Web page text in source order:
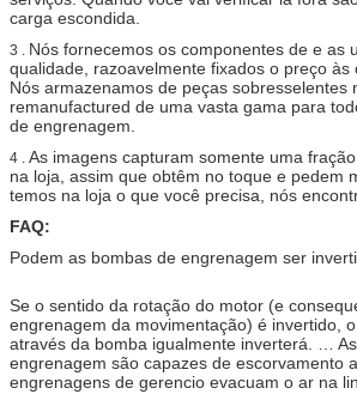
carga escondida.
3 . Nós fornecemos os componentes de e as
qualidade, razoavelmente fixados o preço às
Nós armazenamos de peças sobresselentes
remanufactured de uma vasta gama para
de engrenagem.
4 . As imagens capturam somente uma
na loja, assim que obtêm no toque e pedem
temos na loja o que você precisa, nós
FAQ:
Podem as bombas de engrenagem ser
Se o sentido da rotação do motor (e
engrenagem da movimentação) é invertido,
através da bomba igualmente inverterá. …
engrenagem são capazes de escorvamento
engrenagens de gerencio evacuam o ar na